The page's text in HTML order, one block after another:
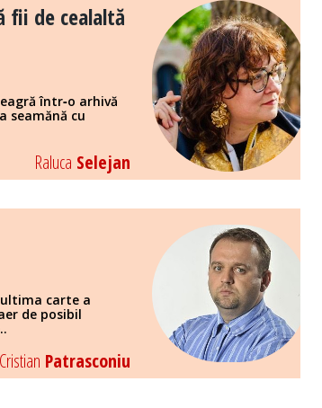
fii de cealaltă
într‑o arhivă
seamănă cu
Raluca Selejan
carte a
de posibil
Cristian Patrasconiu